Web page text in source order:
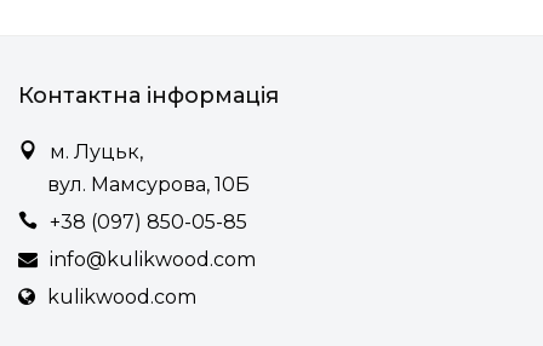
Контактна інформація
м. Луцьк,
вул. Мамсурова, 10Б
+38 (097) 850-05-85
info@kulikwood.com
kulikwood.com